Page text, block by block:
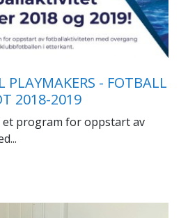
PLAYMAKERS - FOTBALL
2018-2019
et program for oppstart av